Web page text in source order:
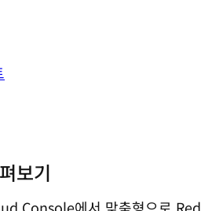
보기